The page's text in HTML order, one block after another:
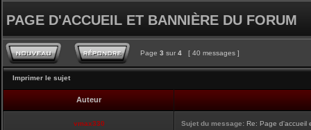
PAGE D'ACCUEIL ET BANNIÈRE DU FORUM
Page 3 sur 4 [ 40 messages ]
Imprimer le sujet
Auteur
vmax330 Sujet du message: Re: Page d'accueil